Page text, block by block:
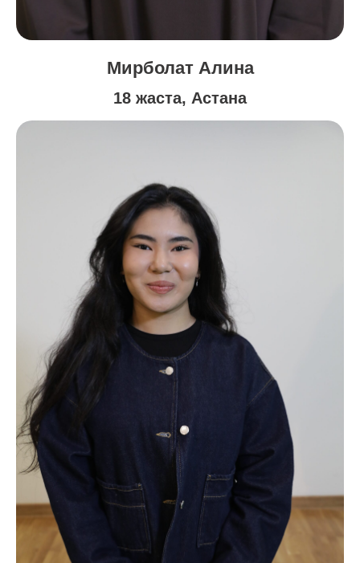
Мирболат Алина
18 жаста, Астана